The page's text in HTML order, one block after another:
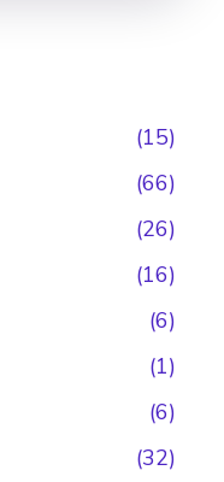
(15)
(66)
(26)
(16)
(6)
(1)
(6)
(32)